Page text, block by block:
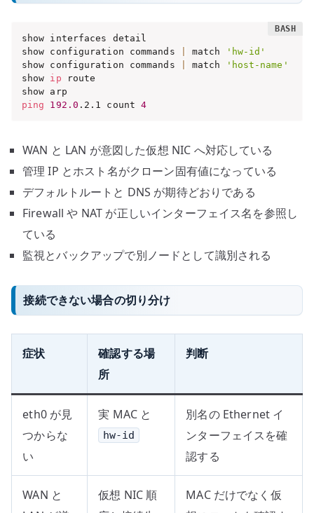
show interfaces detail
show configuration commands
match
'hw-id'
show configuration commands
match
'host-name'
show ip route
ping
192.0 .2.1 count 4
WAN と LAN が意図した仮想 NIC へ対応している
管理 IP とホスト名がクローン固有値になっている
デフォルトルートと DNS が期待どおりである
Firewall や NAT が正しいインターフェイス名を参照し
ている
監視とバックアップで別ノードとして識別される
接続できない場合の切り分け
症状
確認する場
所
判断
eth0 が見
つからな
い
実 MAC と
hw-id
別名の Ethernet イ
ンターフェイスを確
認する
WAN と
仮想 NIC 順
MAC だけでなく仮